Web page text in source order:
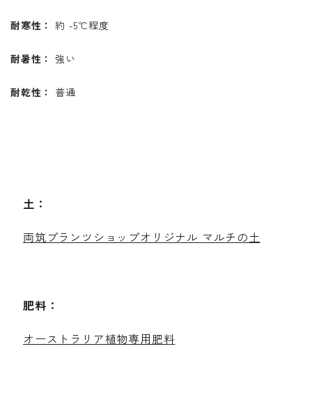
耐寒性： 約 -5℃程度
耐暑性： 強い
耐乾性： 普通
土：
両筑プランツショップオリジナル マルチの土
肥料：
オーストラリア植物専用肥料